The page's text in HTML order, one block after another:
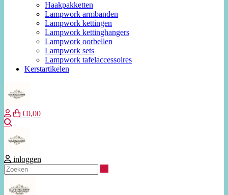
Haakpakketten
Lampwork armbanden
Lampwork kettingen
Lampwork kettinghangers
Lampwork oorbellen
Lampwork sets
Lampwork tafelaccessoires
Kerstartikelen
€0,00
inloggen